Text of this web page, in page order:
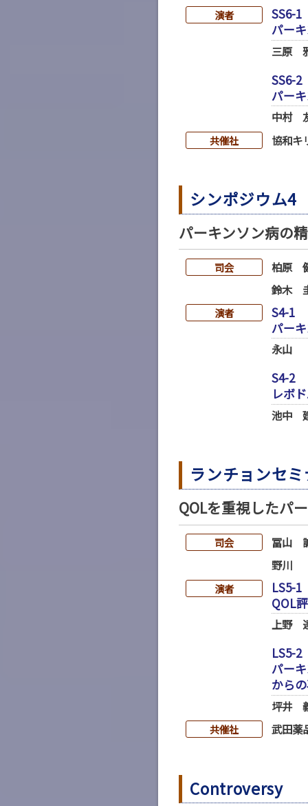
演者
SS6-1
パー
三原
SS6-2
パー
中村
共催社 協和キ
シンポジウム4
パーキンソン病の
司会
柏原
鈴木
演者
S4-1
パー
永山
S4-2
レボ
池中
ランチョンセ
QOLを重視したパ
司会
冨山
野川
演者
LS5-1
QOL
上野
LS5-2
パー
から
坪井
共催社 武田薬
Controversy